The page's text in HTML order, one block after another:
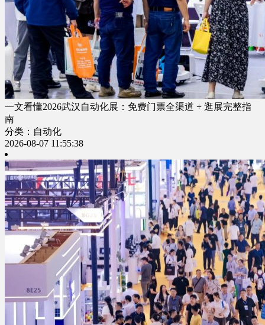
一文看懂2026武汉自动化展：免费门票全渠道 + 逛展完整指
南
分类：自动化
2026-08-07 11:55:38